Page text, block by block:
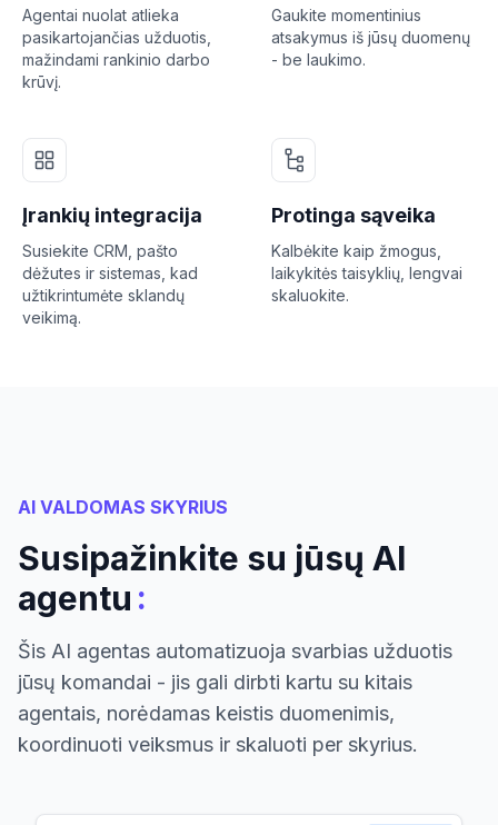
Agentai nuolat atlieka
pasikartojančias užduotis,
mažindami rankinio darbo
krūvį.
Gaukite momentinius
atsakymus iš jūsų duomenų
- be laukimo.
Įrankių integracija
Susiekite CRM, pašto
dėžutes ir sistemas, kad
užtikrintumėte sklandų
veikimą.
Protinga sąveika
Kalbėkite kaip žmogus,
laikykitės taisyklių, lengvai
skaluokite.
AI VALDOMAS SKYRIUS
Susipažinkite su jūsų AI
agentu :
Šis AI agentas automatizuoja svarbias užduotis
jūsų komandai - jis gali dirbti kartu su kitais
agentais, norėdamas keistis duomenimis,
koordinuoti veiksmus ir skaluoti per skyrius.